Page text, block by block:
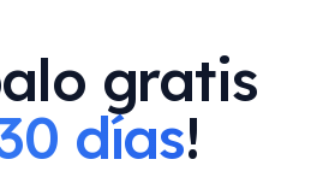
gratis
días!